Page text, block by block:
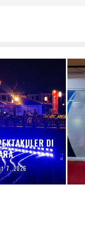
DI
7, 2026